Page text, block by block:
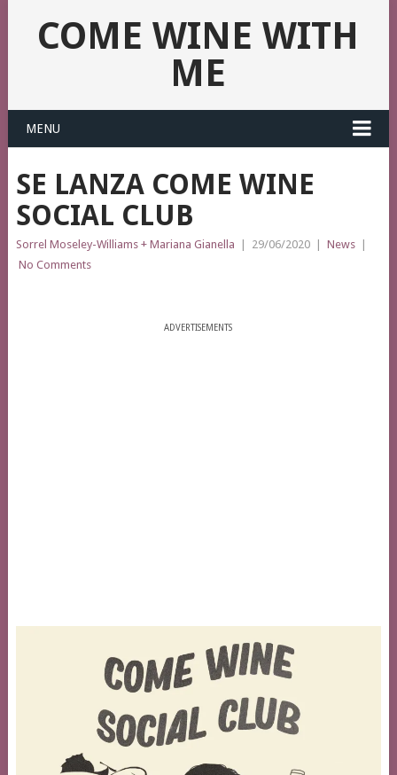
COME WINE WITH
ME
MENU
SE LANZA COME WINE
SOCIAL CLUB
Sorrel Moseley-Williams + Mariana Gianella 29/06/2020 News
No Comments
ADVERTISEMENTS